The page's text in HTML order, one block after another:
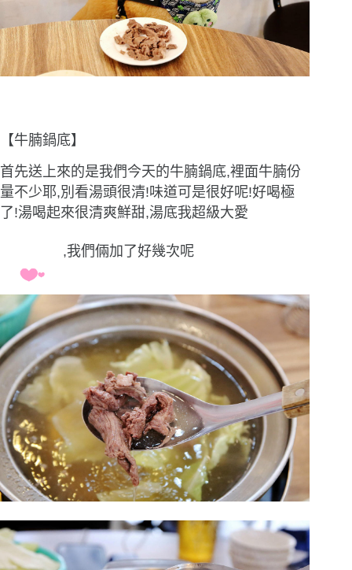
【牛腩鍋底】
首先送上來的是我們今天的牛腩鍋底,裡面牛腩份
量不少耶,別看湯頭很清!味道可是很好呢!好喝極
了!湯喝起來很清爽鮮甜,湯底我超級大愛
,我們倆加了好幾次呢